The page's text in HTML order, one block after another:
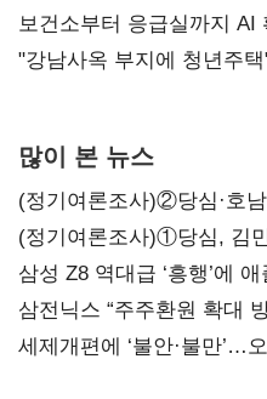
보건소부터 응급실까지
"강남사옥 부지에 청년주
많이 본 뉴스
(정기여론조사)②당심·호
(정기여론조사)①당심, 김
지지도 '50% 아래로'(종합)
삼성 Z8 역대급 ‘흥행’에
대전’
삼전닉스 “주주환원 확대
보내
세제개편에 ‘불안·불만’…